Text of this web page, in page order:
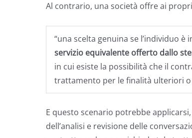
Al contrario, una società offre ai
“una scelta genuina se l’individuo
servizio equivalente offerto dallo
in cui esiste la possibilità che il
trattamento per le finalità ulteriori o
E questo scenario potrebbe
dell’analisi e revisione delle